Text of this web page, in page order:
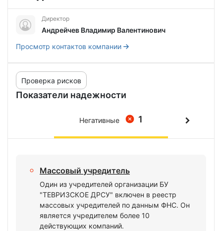
Директор
Андрейчев Владимир Валентинович
Просмотр контактов компании
Показатели надежности
Проверка рисков
1
Негативные
Массовый учредитель
Один из учредителей организации БУ
"ТЕВРИЗСКОЕ ДРСУ" включен в реестр
массовых учредителей по данным ФНС. Он
является учредителем более 10
действующих компаний.